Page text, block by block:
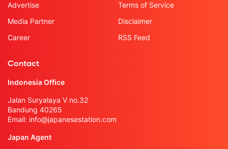
Advertise
Media Partner
Career
Terms of Service
Disclaimer
RSS Feed
Contact
Indonesia Office
Jalan Suryalaya V no.32
Bandung 40265
Email: info@japanesestation.com
Japan Agent